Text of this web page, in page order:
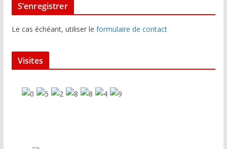
S’enregistrer
Le cas échéant, utiliser le formulaire de contact
Visites